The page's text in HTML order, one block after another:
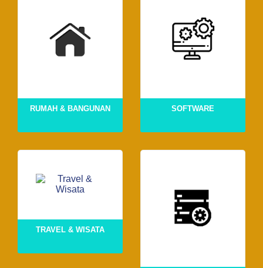
RUMAH & BANGUNAN SOFTWARE
TRAVEL & WISATA